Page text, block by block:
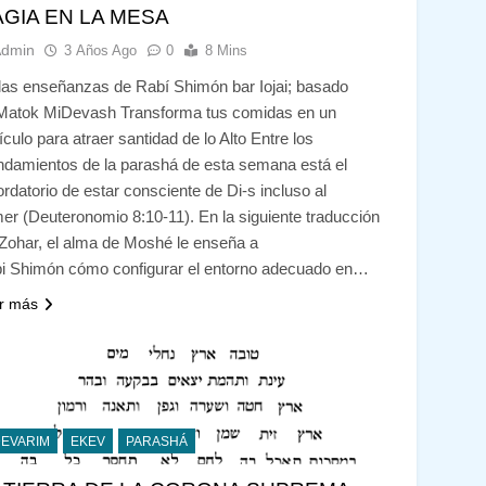
EN LA MESA
3 Años Ago 0 8 Mins
enseñanzas de Rabí Shimón bar Iojai; basado
MiDevash Transforma tus comidas en un
para atraer santidad de lo Alto Entre los
de la parashá de esta semana está el
de estar consciente de Di-s incluso al
(Deuteronomio 8:10-11). En la siguiente traducción
el alma de Moshé le enseña a
Shimón cómo configurar el entorno adecuado en…
más
EKEV PARASHÁ